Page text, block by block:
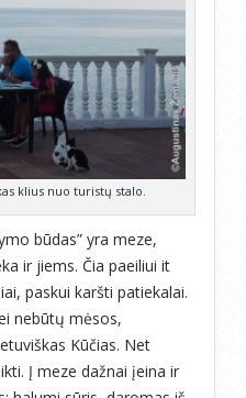
klius nuo turistų stalo.
būdas” yra meze,
ir jiems. Čia paeiliui it
paskui karšti patiekalai.
nebūtų mėsos,
Kūčias. Net
Į meze dažnai įeina ir